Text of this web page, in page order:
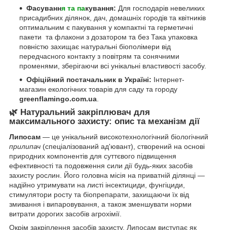
Фасування та пакування: Для господарів невеликих
присадибних ділянок, дач, домашніх городів та квітників
оптимальним є пакування у компактні та герметичні
пакети та флакони з дозатором та без Така упаковка
повністю захищає натуральні біополімери від
передчасного контакту з повітрям та сонячними
променями, зберігаючи всі унікальні властивості засобу.
Офіційний постачальник в Україні: Інтернет-
магазин екологічних товарів для саду та городу
greenflamingo.com.ua
🌿 Натуральний закріплювач для
максимального захисту: опис та механізм дії
Липосам — це унікальний високотехнологічний біологічний
прилипач (спеціалізований ад'ювант), створений на основі
природних компонентів для суттєвого підвищення
ефективності та подовження сили дії будь-яких засобів
захисту рослин. Його головна місія на приватній ділянці —
надійно утримувати на листі інсектициди, фунгіциди,
стимулятори росту та біопрепарати, захищаючи їх від
змивання і випаровування, а також зменшувати норми
витрати дорогих засобів агрохімії.
Окрім закріплення засобів захисту, Липосам виступає як